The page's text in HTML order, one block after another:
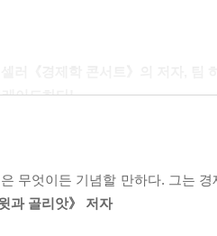
면, 그것은 고전학파의 불황을 의
때문에, 지출을 줄이고 증세를 하
. 각 처방에 따라 이해관계는 크
이드하다!
활에서 적용할 수 있는 실질적인
지 않는 학생들 대부분이 경제학
피 값의 비밀? 인센티브로 작동
무엇이든 기념할 만하다. 그는
과 골리앗》 저자